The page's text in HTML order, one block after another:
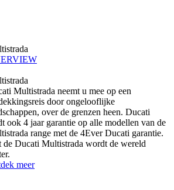
Multistrada neemt u mee op een
door ongelooflijke
over de grenzen heen. Ducati
ook 4 jaar garantie op alle modellen van de
range met de 4Ever Ducati garantie.
de Ducati Multistrada wordt de wereld
meer